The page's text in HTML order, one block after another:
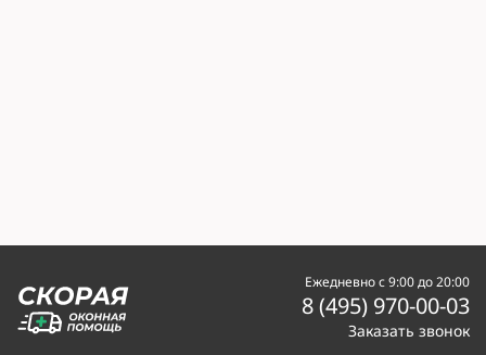
Ежедневно с 9:00 до 20:00
8 (495) 970-00-03
Заказать звонок